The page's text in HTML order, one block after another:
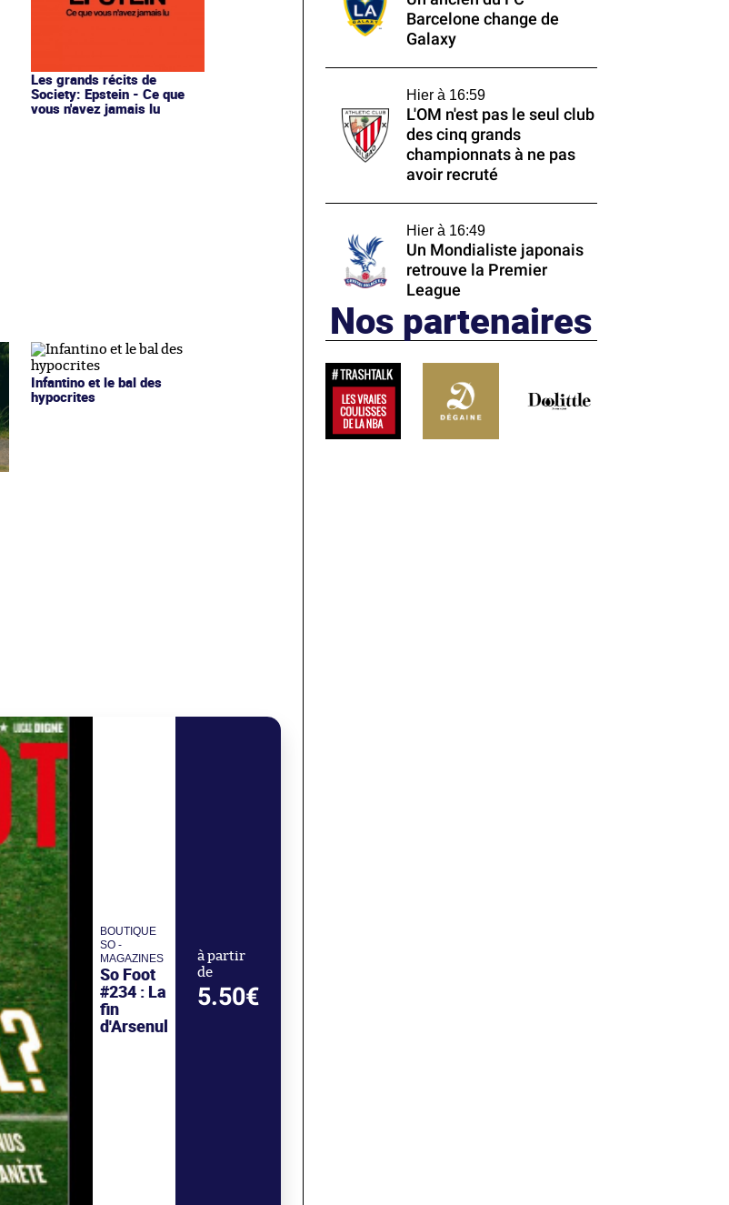
Les grands récits de
Society: Epstein - Ce que
vous n'avez jamais lu
Infantino et le bal des
hypocrites
BOUTIQUE
SO -
MAGAZINES
So Foot
#234 : La
fin
d'Arsenul
à partir
de
5.50€
Barcelone change de
Galaxy
Hier à 16:59
L'OM n'est pas le seul club
des cinq grands
championnats à ne pas
avoir recruté
Hier à 16:49
Un Mondialiste japonais
retrouve la Premier
League
Nos partenaires